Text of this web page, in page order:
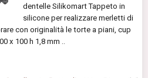
dentelle Silikomart Tappeto in
silicone per realizzare merletti di
con originalità le torte a piani, cup
x 100 h 1,8 mm ..